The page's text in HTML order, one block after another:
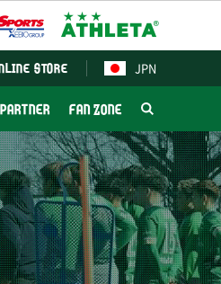
JPN
STORE
PARTNER FAN ZONE